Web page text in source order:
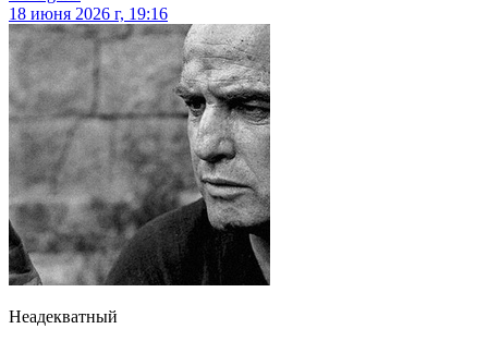
18 июня 2026 г, 19:16
Неадекватный